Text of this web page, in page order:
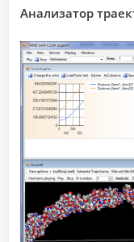
Анализатор